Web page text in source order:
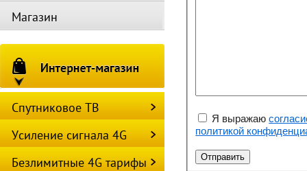
Я выражаю
политикой
Магазин
Спутниковое ТВ
Усиление сигнала 4G
Безлимитные 4G тарифы